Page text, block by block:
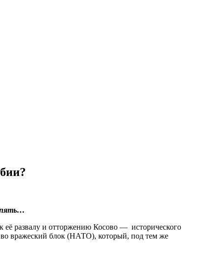
развалу и отторжению Косово — исторического
во вражеский блок (НАТО), который, под тем же